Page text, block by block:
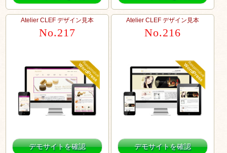
Atelier CLEF デザイン見本
No.217
デモサイトを確認
Atelier CLEF デザイン見本
No.216
デモサイトを確認